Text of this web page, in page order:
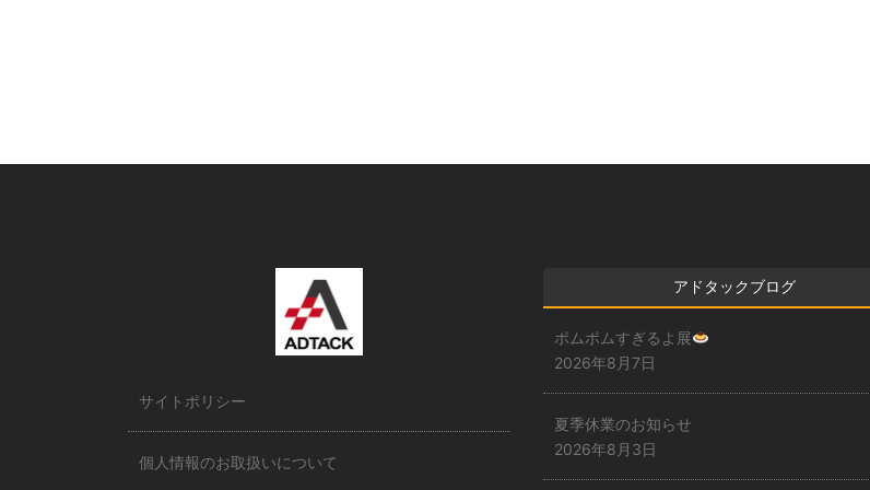
サイトポリシー
個人情報のお取扱いについて
アドタックブログ
ポムポムすぎるよ展
2026年8月7日
夏季休業のお知らせ
2026年8月3日